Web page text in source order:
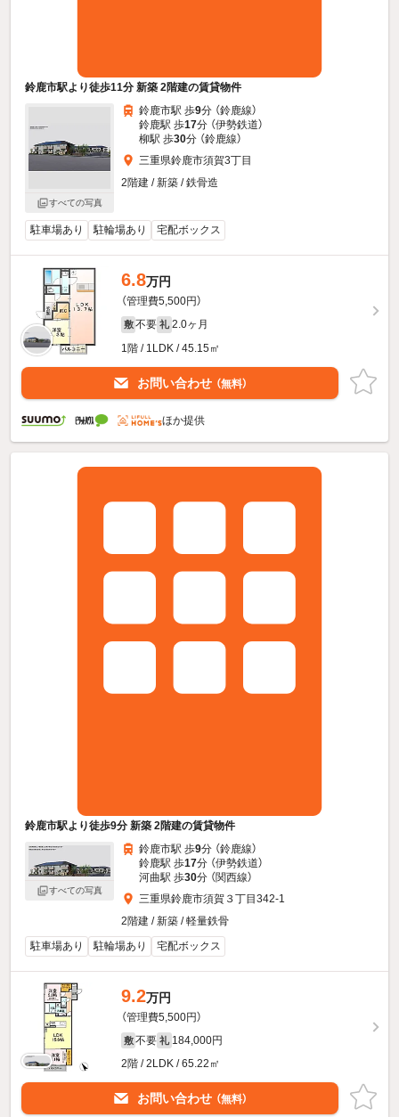
鈴鹿市駅より徒歩11分 新築 2階建の賃貸物件
すべての写真
鈴鹿市駅 歩9分 （鈴鹿線）
鈴鹿駅 歩17分 （伊勢鉄道）
柳駅 歩30分 （鈴鹿線）
三重県鈴鹿市須賀3丁目
2階建 / 新築 / 鉄骨造
駐車場あり 駐輪場あり 宅配ボックス
6.8万円
（管理費5,500円）
敷 不要 礼 2.0ヶ月
1階 / 1LDK / 45.15㎡
お問い合わせ （無料）
ほか提供
鈴鹿市駅より徒歩9分 新築 2階建の賃貸物件
すべての写真
鈴鹿市駅 歩9分 （鈴鹿線）
鈴鹿駅 歩17分 （伊勢鉄道）
河曲駅 歩30分 （関西線）
三重県鈴鹿市須賀３丁目342-1
2階建 / 新築 / 軽量鉄骨
駐車場あり
駐輪場あり 宅配ボックス
9.2万円
（管理費5,500円）
敷 不要 礼 184,000円
2階 / 2LDK / 65.22㎡
お問い合わせ （無料）